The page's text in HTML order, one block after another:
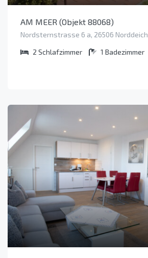
AM MEER (Objekt 88068)
Nordsternstrasse 6 a, 26506 Norddeich
2 Schlafzimmer 1 Badezimmer